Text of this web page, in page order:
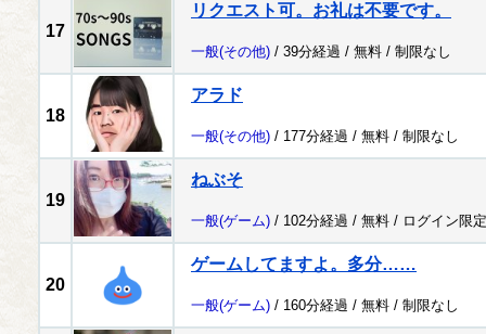
17
リクエスト可。お礼は不要です。
一般(その他) / 39分経過 / 無料 / 制限なし
18
アラド
一般(その他) / 177分経過 / 無料 / 制限なし
19
ねぶそ
一般(ゲーム) / 102分経過 / 無料 / ログイン限定
20
ゲームしてますよ。多分……
一般(ゲーム) / 160分経過 / 無料 / 制限なし